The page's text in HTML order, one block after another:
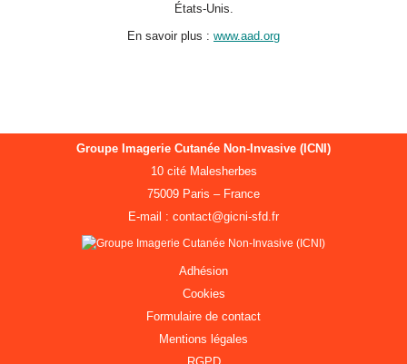
États-Unis.
En savoir plus : www.aad.org
Groupe Imagerie Cutanée Non-Invasive (ICNI)
10 cité Malesherbes
75009 Paris – France
E-mail : contact@gicni-sfd.fr
Adhésion
Cookies
Formulaire de contact
Mentions légales